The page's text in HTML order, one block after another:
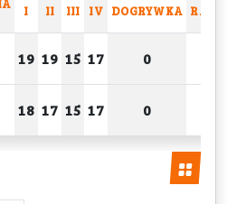
I II III IV DOGRYWKA
19 19 15 17 0
18 17 15 17 0